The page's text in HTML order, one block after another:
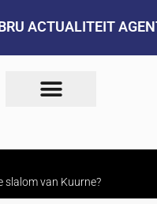
ACTUALITEIT
slalom van Kuurne?